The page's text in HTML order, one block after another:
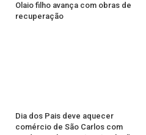
Olaio filho avança com obras de
recuperação
Dia dos Pais deve aquecer
comércio de São Carlos com